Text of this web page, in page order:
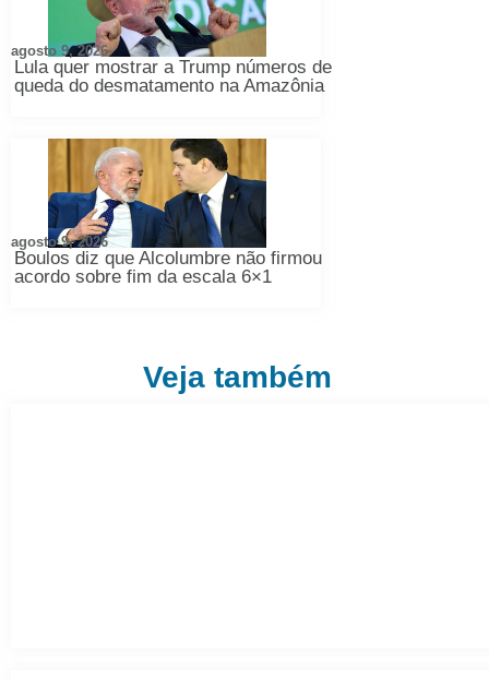
Lula quer mostrar a Trump números de
queda do desmatamento na Amazônia
agosto 9, 2026
Boulos diz que Alcolumbre não firmou
acordo sobre fim da escala 6×1
agosto 9, 2026
Veja também